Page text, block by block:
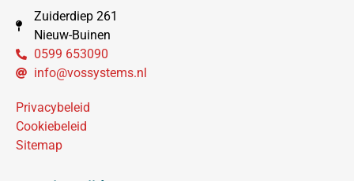
Zuiderdiep 261
Nieuw-Buinen
0599 653090
info@vossystems.nl
Privacybeleid
Cookiebeleid
Sitemap